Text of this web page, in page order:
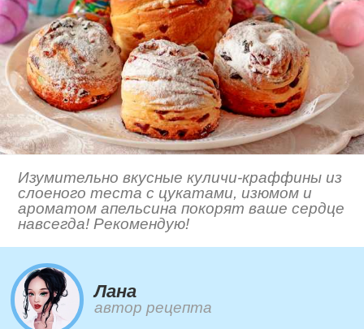
Изумительно вкусные куличи-краффины из
слоеного теста с цукатами, изюмом и
ароматом апельсина покорят ваше сердце
навсегда! Рекомендую!
Лана
автор рецепта